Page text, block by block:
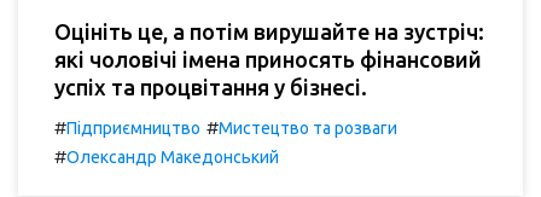
Оцініть це, а потім вирушайте на зустріч:
які чоловічі імена приносять фінансовий
успіх та процвітання у бізнесі.
#Підприємництво #Мистецтво та розваги
#Олександр Македонський